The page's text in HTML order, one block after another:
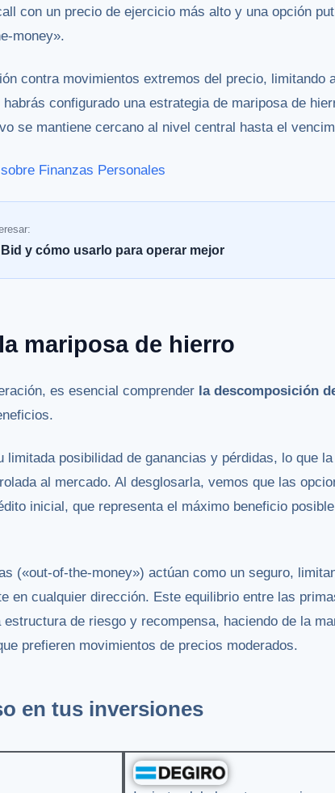
con un precio de ejercicio más alto y una opción
money».
contra movimientos extremos del precio, limitando
configurado una estrategia de mariposa de
se mantiene cercano al nivel central hasta el
Finanzas Personales
y cómo usarlo para operar mejor
mariposa de hierro
es esencial comprender la descomposición
posibilidad de ganancias y pérdidas, lo que
al mercado. Al desglosarla, vemos que las
inicial, que representa el máximo beneficio
(«out-of-the-money») actúan como un seguro,
en cualquier dirección. Este equilibrio entre las
de riesgo y recompensa, haciendo de la
prefieren movimientos de precios moderados.
en tus inversiones